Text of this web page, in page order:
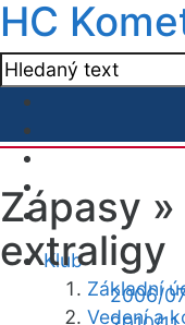
HC
Klub
Základní
Vedení a
Zápasy »
extraligy
2006/